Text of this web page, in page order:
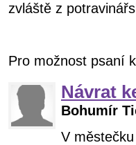
zvláště z
Pro možnost psaní
Návrat
Bohumír
V